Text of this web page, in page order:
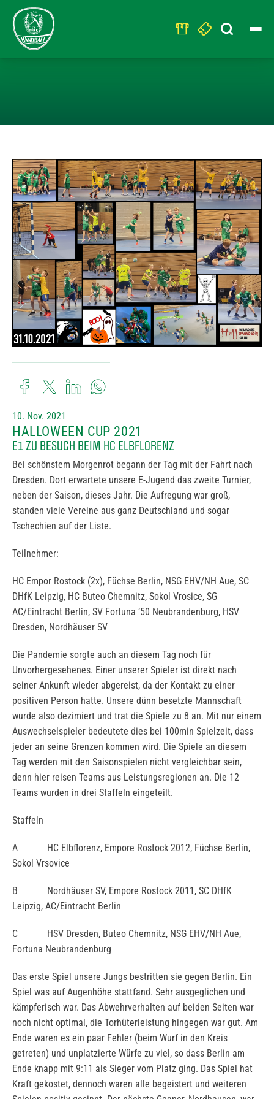
Search
for:
10. Nov. 2021
HALLOWEEN CUP 2021
E1 ZU BESUCH BEIM HC ELBFLORENZ
Bei schönstem Morgenrot begann der Tag mit der Fahrt nach
Dresden. Dort erwartete unsere E-Jugend das zweite Turnier,
neben der Saison, dieses Jahr. Die Aufregung war groß,
standen viele Vereine aus ganz Deutschland und sogar
Tschechien auf der Liste.
Teilnehmer:
HC Empor Rostock (2x), Füchse Berlin, NSG EHV/NH Aue, SC
DHfK Leipzig, HC Buteo Chemnitz, Sokol Vrosice, SG
AC/Eintracht Berlin, SV Fortuna ’50 Neubrandenburg, HSV
Dresden, Nordhäuser SV
Die Pandemie sorgte auch an diesem Tag noch für
Unvorhergesehenes. Einer unserer Spieler ist direkt nach
seiner Ankunft wieder abgereist, da der Kontakt zu einer
positiven Person hatte. Unsere dünn besetzte Mannschaft
wurde also dezimiert und trat die Spiele zu 8 an. Mit nur einem
Auswechselspieler bedeutete dies bei 100min Spielzeit, dass
jeder an seine Grenzen kommen wird. Die Spiele an diesem
Tag werden mit den Saisonspielen nicht vergleichbar sein,
denn hier reisen Teams aus Leistungsregionen an. Die 12
Teams wurden in drei Staffeln eingeteilt.
Staffeln
A HC Elbflorenz, Empore Rostock 2012, Füchse Berlin,
Sokol Vrsovice
B Nordhäuser SV, Empore Rostock 2011, SC DHfK
Leipzig, AC/Eintracht Berlin
C HSV Dresden, Buteo Chemnitz, NSG EHV/NH Aue,
Fortuna Neubrandenburg
Das erste Spiel unsere Jungs bestritten sie gegen Berlin. Ein
Spiel was auf Augenhöhe stattfand. Sehr ausgeglichen und
kämpferisch war. Das Abwehrverhalten auf beiden Seiten war
noch nicht optimal, die Torhüterleistung hingegen war gut. Am
Ende waren es ein paar Fehler (beim Wurf in den Kreis
getreten) und unplatzierte Würfe zu viel, so dass Berlin am
Ende knapp mit 9:11 als Sieger vom Platz ging. Das Spiel hat
Kraft gekostet, dennoch waren alle begeistert und weiteren